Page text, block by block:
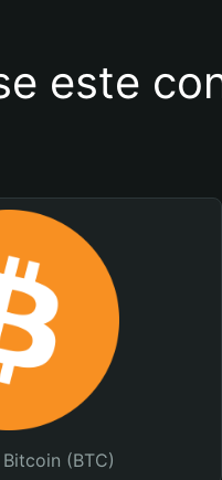
este
(BTC)